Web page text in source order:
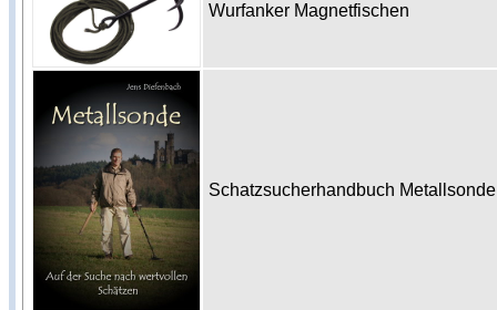
Wurfanker Magnetfischen
Schatzsucherhandbuch